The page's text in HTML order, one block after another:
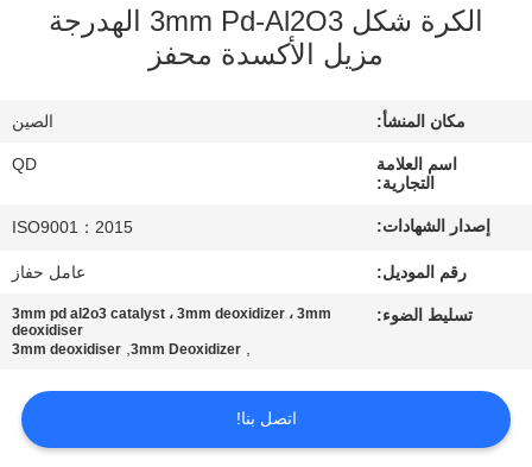
المعمل
جودة
اتصل
أخبار
حالات
الكرة شكل 3mm Pd-Al2O3 الهدرجة
مزيل الأكسدة محفز
مكان المنشأ: الصين
اسم العلامة
التجارية:
QD
إصدار الشهادات: ISO9001：2015
رقم الموديل: عامل حفاز
تسليط الضوء:
3mm pd al2o3 catalyst ، 3mm deoxidizer ، 3mm
deoxidiser
,
3mm Deoxidizer
,
3mm deoxidiser
اتصل بنا!